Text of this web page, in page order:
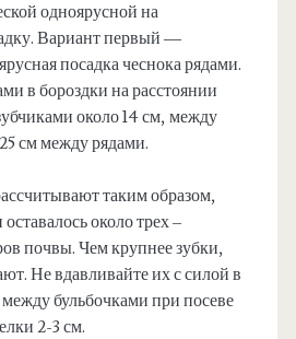
одноярусной на
Вариант первый —
посадка чеснока рядами.
в бороздки на расстоянии
около 14 см, между
см между рядами.
таким образом,
около трех –
почвы. Чем крупнее зубки,
Не вдавливайте их с силой в
бульбочками при посеве
2-3 см.